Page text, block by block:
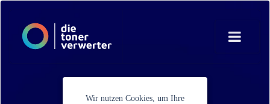
Wir nutzen Cookies, um Ihre